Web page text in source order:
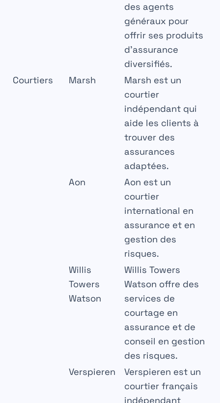
des agents
généraux pour
offrir ses produits
d’assurance
diversifiés.
Courtiers
Marsh
Marsh est un
courtier
indépendant qui
aide les clients à
trouver des
assurances
adaptées.
Aon
Aon est un
courtier
international en
assurance et en
gestion des
risques.
Willis
Towers
Watson
Willis Towers
Watson offre des
services de
courtage en
assurance et de
conseil en gestion
des risques.
Verspieren
Verspieren est un
courtier français
indépendant